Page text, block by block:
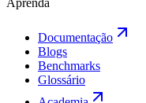
Documentação
Blogs
Benchmarks
Glossário